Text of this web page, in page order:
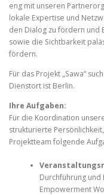
eng mit unseren
lokale Expertise und
den Dialog zu fördern und
sowie die Sichtbarkeit
fördern.
Für das Projekt „Sawa“
Dienstort ist Berlin.
Ihre Aufgaben:
Für die Koordination
strukturierte
Projektteam folgende
Durchführung
Empowerment